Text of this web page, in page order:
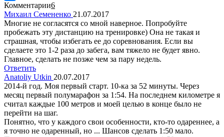
Комментарии6
Михаил Семененко 21.07.2017
Многие не согласятся со мной наверное. Попробуйте
пробежать эту дистанцию на тренировке) Она не такая и
страшная, чтобы избегать ее до соревнования. Если вы
сделаете это 1-2 раза до забега, вам тяжело не будет явно.
Главное, сделать не позже чем за пару недель.
Ответить
Anatoliy Utkin 20.07.2017
2014-й год. Моя первый старт. 10-ка за 52 минуты. Через
месяц первый полумарафон за 1:54. На последнем километре я
считал каждые 100 метров и моей целью в конце было не
перейти на шаг.
Понятно, что у каждого свои особенности, кто-то одареннее, а
я точно не одаренный, но ... Шансов сделать 1:50 мало.